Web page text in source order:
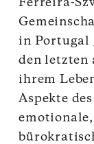
in Portugal
den letzten
ihrem
Aspekte